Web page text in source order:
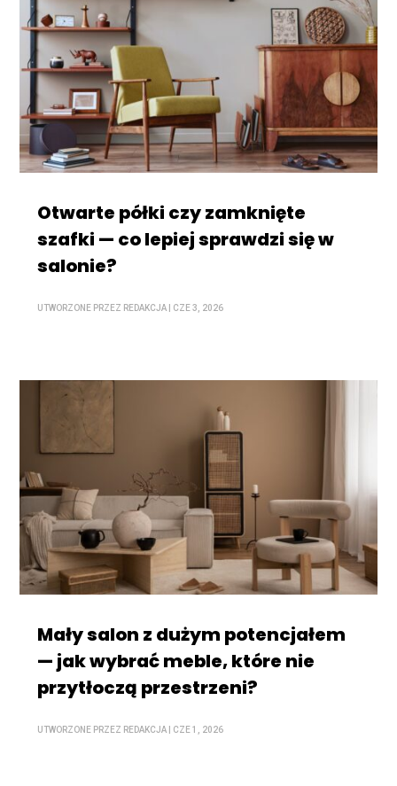
Otwarte półki czy zamknięte
szafki — co lepiej sprawdzi się w
salonie?
UTWORZONE PRZEZ REDAKCJA CZE 3, 2026
Mały salon z dużym potencjałem
— jak wybrać meble, które nie
przytłoczą przestrzeni?
UTWORZONE PRZEZ REDAKCJA CZE 1, 2026